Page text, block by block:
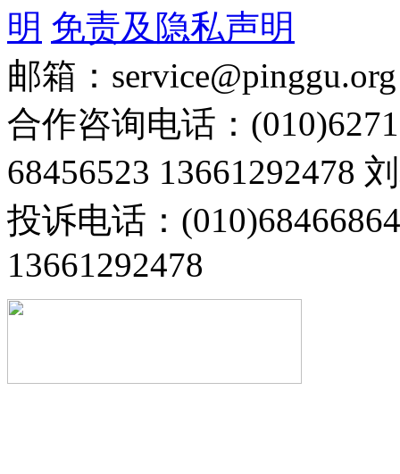
明 免责及隐私声明
邮箱：service@pinggu.org
合作咨询电话：
68456523 13661292478
投诉电话：
13661292478